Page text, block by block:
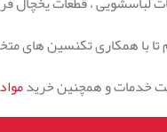
با همکاری تکنسین های
خدمات و همچنین خرید